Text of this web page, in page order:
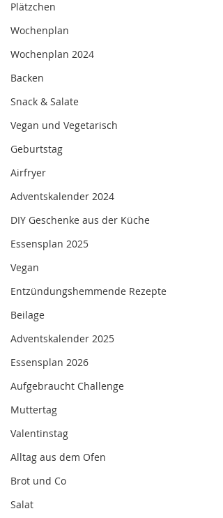
Plätzchen
Wochenplan
Wochenplan 2024
Backen
Snack & Salate
Vegan und Vegetarisch
Geburtstag
Airfryer
Adventskalender 2024
DIY Geschenke aus der Küche
Essensplan 2025
Vegan
Entzündungshemmende Rezepte
Beilage
Adventskalender 2025
Essensplan 2026
Aufgebraucht Challenge
Muttertag
Valentinstag
Alltag aus dem Ofen
Brot und Co
Salat